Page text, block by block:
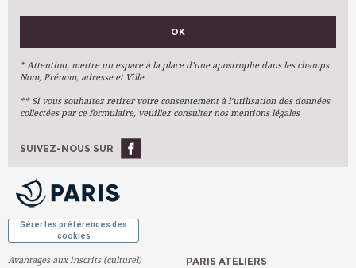
VOS PRÉFÉRENCES
Arts Plastiques
Arts Du Texte
Arts Numériques
Ateliers À L'année
OK
* Attention, mettre un espace à la place d’une apostrophe dans les champs
Nom, Prénom, adresse et Ville
** Si vous souhaitez retirer votre consentement à l’utilisation des données
collectées par ce formulaire, veuillez consulter nos mentions légales
SUIVEZ-NOUS SUR
Gérer les préférences des
cookies
Avantages aux inscrits (culturel)
PARIS ATELIERS